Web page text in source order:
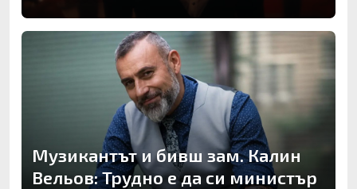
Музикантът и бивш зам. Калин
Вельов: Трудно е да си министър